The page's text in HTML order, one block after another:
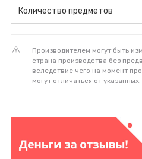
Количество предметов
Производителем могут быть
страна производства без
вследствие чего на момент
могут отличаться от указанных.